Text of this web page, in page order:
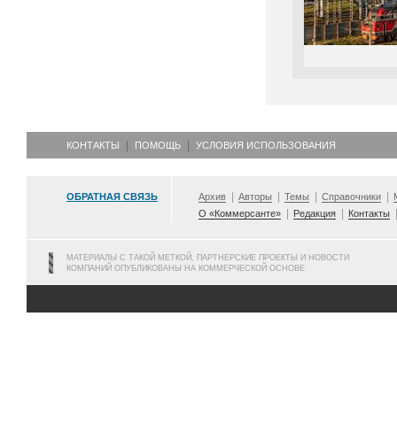
КОНТАКТЫ ПОМОЩЬ УСЛОВИЯ ИСПОЛЬЗОВАНИЯ
ОБРАТНАЯ СВЯЗЬ Архив Авторы Темы Справочники
О «Коммерсанте»
Редакция Контакты
МАТЕРИАЛЫ С ТАКОЙ МЕТКОЙ, ПАРТНЕРСКИЕ ПРОЕКТЫ И НОВОСТИ
КОМПАНИЙ ОПУБЛИКОВАНЫ НА КОММЕРЧЕСКОЙ ОСНОВЕ